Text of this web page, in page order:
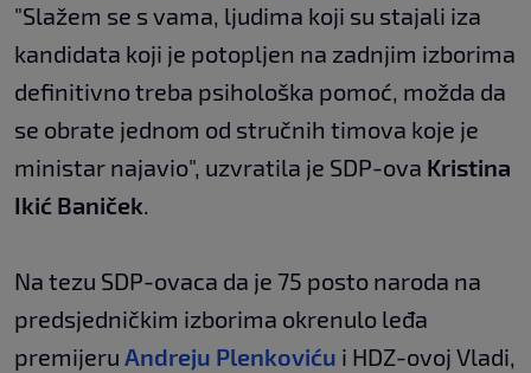
"Slažem se s vama, ljudima koji su stajali iza
kandidata koji je potopljen na zadnjim izborima
definitivno treba psihološka pomoć, možda da
se obrate jednom od stručnih timova koje je
ministar najavio", uzvratila je SDP-ova Kristina
Ikić Baniček.
Na tezu SDP-ovaca da je 75 posto naroda na
predsjedničkim izborima okrenulo leđa
premijeru Andreju Plenkoviću i HDZ-ovoj Vladi,